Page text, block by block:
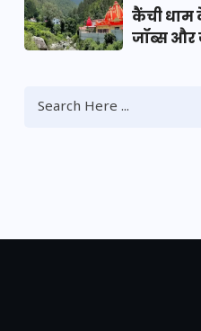
कैंची धाम
जॉब्स और